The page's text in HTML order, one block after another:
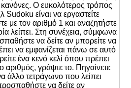
Ο ευκολότερος τρόπος
Sudoku είναι να εργαστείτε
με τον αριθμό 1 και αναζητήστε
λείπει. Στη συνέχεια, σύμφωνα
να δείτε αν μπορείτε να
να εμφανίζεται πάνω σε αυτό
ένα κενό κελί όπου πρέπει
αριθμός, γράψτε το. Πηγαίνετε
άλλο τετράγωνο που λείπει
να δείτε αν